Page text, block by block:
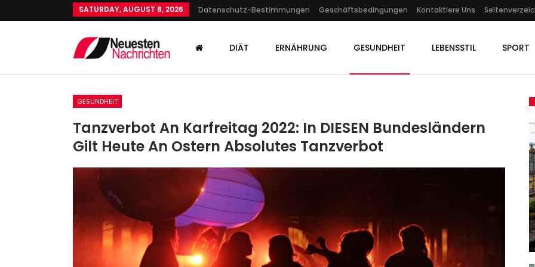
SATURDAY, AUGUST 8, 2026 Datenschutz-Bestimmungen Geschäftsbedingungen Kontaktiere Uns
DIÄT ERNÄHRUNG GESUNDHEIT LEBENSSTIL SPORT
GESUNDHEIT
Tanzverbot An Karfreitag 2022: In DIESEN Bundesländern
Gilt Heute An Ostern Absolutes Tanzverbot
Testspiel In Der
Länderspielpause: Hertha BSC
Besiegt Hertha…
Admin Oct 9, 2024
Linienbus Brennt Lichterloh: 6
Admin Mar 12, 2026